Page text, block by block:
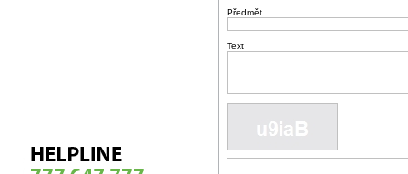
Předmět
Text